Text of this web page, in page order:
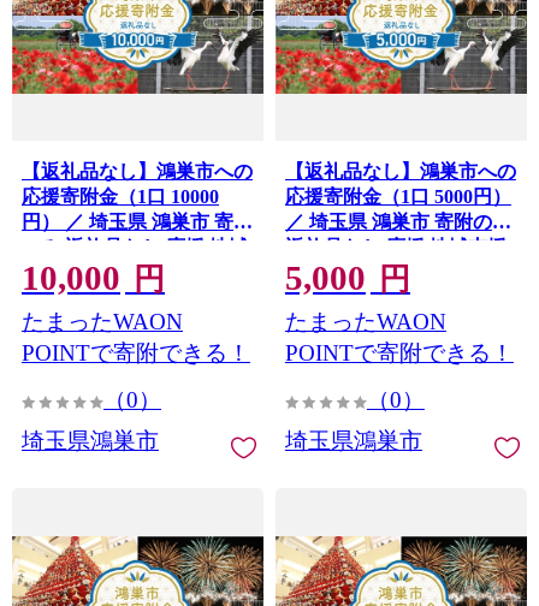
【返礼品なし】鴻巣市への
応援寄附金（1口 10000
円） ／ 埼玉県 鴻巣市 寄附
のみ 返礼品なし 応援 地域
支援 こうのす 鴻巣 きふ 寄
附 おうえん しえん 支援 応
援寄附 自治体応援 自治体
支援 No.604-04
10,000 円
たまったWAON
POINTで寄附できる！
（0）
埼玉県鴻巣市
【返礼品なし】鴻巣市への
応援寄附金（1口 5000円）
／ 埼玉県 鴻巣市 寄附のみ
返礼品なし 応援 地域支援
こうのす 鴻巣 きふ 寄附 お
うえん しえん 支援 応援寄
附 自治体応援 自治体支援
No.604-03
5,000 円
たまったWAON
POINTで寄附できる！
（0）
埼玉県鴻巣市